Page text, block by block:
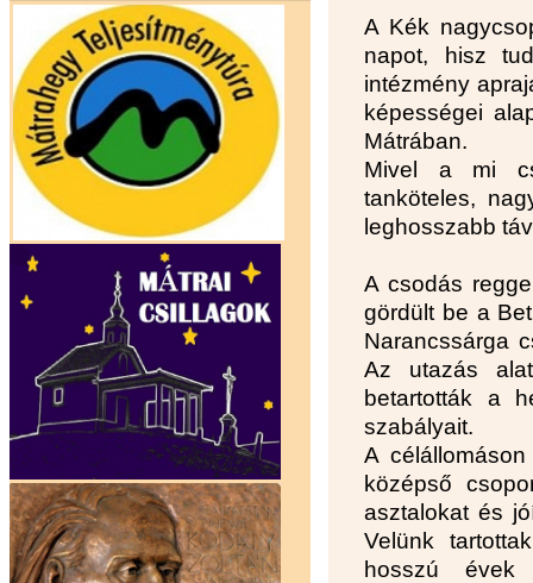
A Kék
napot, hisz
intézmény
képességei
Mátrában.
Mivel a mi
tanköteles,
leghosszabb
A csodás
gördült be a
Narancssárga
Az utazás
betartották a
szabályait.
A
középső
asztalokat és
Velünk
hosszú